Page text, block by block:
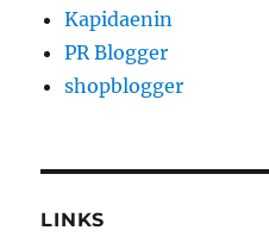
Kapidaenin
PR Blogger
shopblogger
LINKS